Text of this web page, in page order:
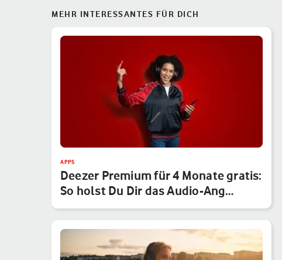
MEHR INTERESSANTES FÜR DICH
APPS
Deezer Premium für 4 Monate gratis:
So holst Du Dir das Audio-Ang…